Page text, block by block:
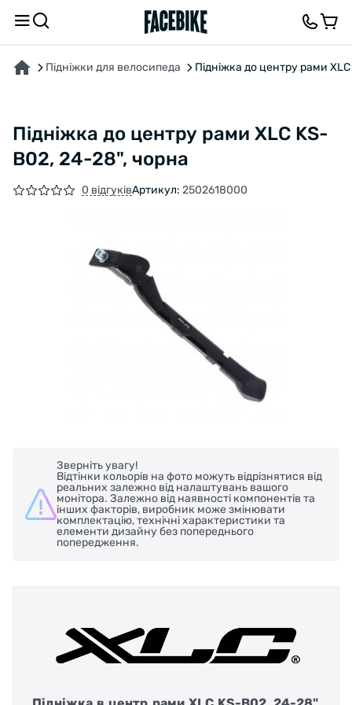
Підніжки для велосипеда Підніжка до центру рами
Підніжка до центру рами XLC KS-
B02, 24-28", чорна
0 відгуківАртикул: 2502618000
Зверніть увагу!
Відтінки кольорів на фото можуть відрізнятися від
реальних залежно від налаштувань вашого
монітора. Залежно від наявності компонентів та
інших факторів, виробник може змінювати
комплектацію, технічні характеристики та
елементи дизайну без попереднього
попередження.
ПРО ТОВАР ХАРАКТЕРИСТИКИОПИС ВІДГУКИ ТА ЗАПИТАННЯ